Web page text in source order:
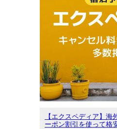
【エクスペディア】
ーポン割引を使って格